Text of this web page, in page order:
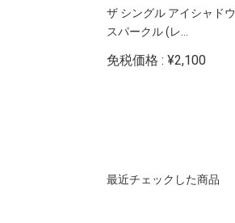
ザ シングル アイシャドウ
スパークル (レ...
免税価格 : ¥2,100
最近チェックした商品